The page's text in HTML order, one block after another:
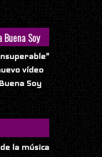
Buena Soy
vídeo
Soy
la música